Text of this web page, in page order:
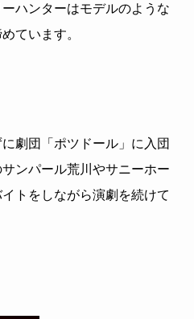
ハンターはモデルのような
ています。
劇団「ポツドール」に入団
ンパール荒川やサニーホー
トをしながら演劇を続けて